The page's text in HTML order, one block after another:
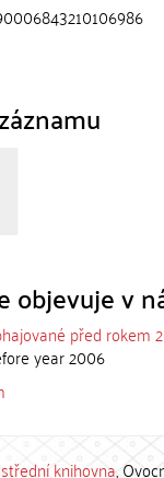
objevuje v
před rokem
year 2006
knihovna,